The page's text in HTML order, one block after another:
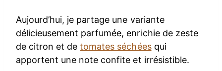
Aujourd’hui, je partage une variante
délicieusement parfumée, enrichie de zeste
de citron et detomates séchéesqui
apportent une note confite et irrésistible.